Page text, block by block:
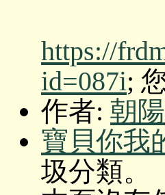
https://
id=087i;
作者: 朝陽
寶貝你我
圾分類。